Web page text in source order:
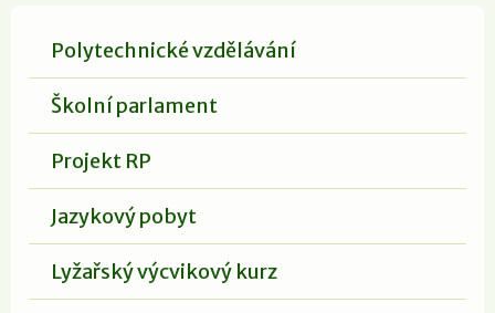
Polytechnické vzdělávání
Školní parlament
Projekt RP
Jazykový pobyt
Lyžařský výcvikový kurz